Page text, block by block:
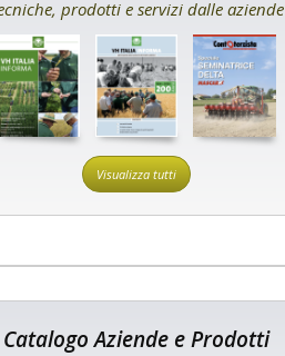
prodotti e servizi dalle aziende
Visualizza tutti
Catalogo Aziende e Prodotti